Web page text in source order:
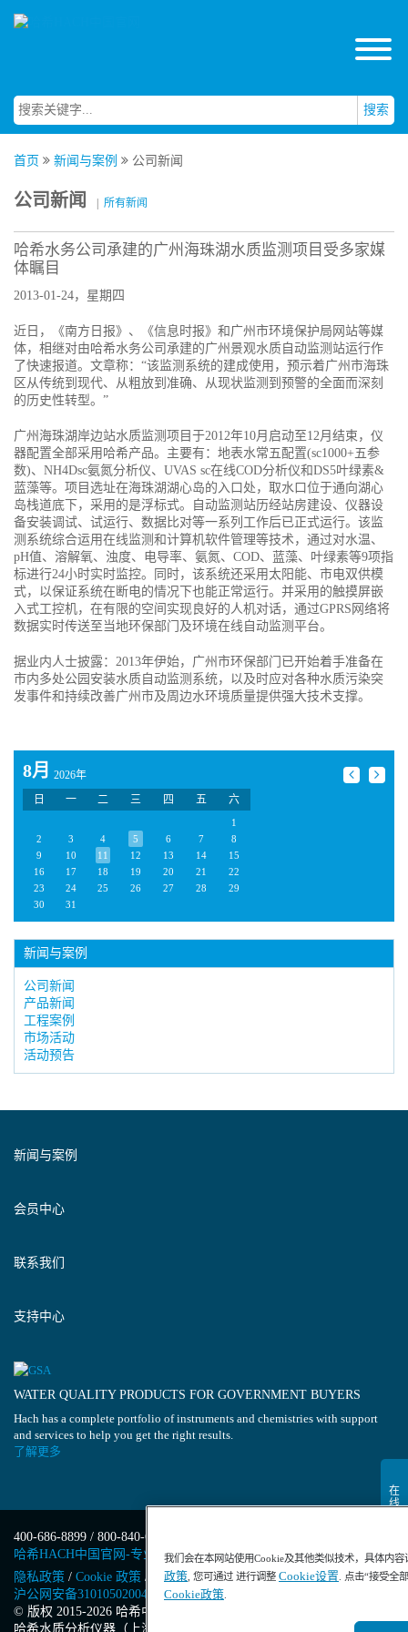
搜索
首页 新闻与案例 公司新闻
公司新闻 所有新闻
哈希水务公司承建的广州海珠湖水质监测项目受多家媒
体瞩目
2013-01-24，星期四
近日，《南方日报》、《信息时报》和广州市环境保护局网站等媒
体，相继对由哈希水务公司承建的广州景观水质自动监测站运行作
了快速报道。文章称：“该监测系统的建成使用，预示着广州市海珠
区从传统到现代、从粗放到准确、从现状监测到预警的全面而深刻
的历史性转型。”
广州海珠湖岸边站水质监测项目于2012年10月启动至12月结束，仪
器配置全部采用哈希产品。主要有：地表水常五配置(sc1000+五参
数)、NH4Dsc氨氮分析仪、UVAS sc在线COD分析仪和DS5叶绿素&
蓝藻等。项目选址在海珠湖湖心岛的入口处，取水口位于通向湖心
岛栈道底下，采用的是浮标式。自动监测站历经站房建设、仪器设
备安装调试、试运行、数据比对等一系列工作后已正式运行。该监
测系统综合运用在线监测和计算机软件管理等技术，通过对水温、
pH值、溶解氧、浊度、电导率、氨氮、COD、蓝藻、叶绿素等9项指
标进行24小时实时监控。同时，该系统还采用太阳能、市电双供模
式，以保证系统在断电的情况下也能正常运行。并采用的触摸屏嵌
入式工控机，在有限的空间实现良好的人机对话，通过GPRS网络将
数据实时传送至当地环保部门及环境在线自动监测平台。
据业内人士披露：2013年伊始，广州市环保部门已开始着手准备在
市内多处公园安装水质自动监测系统，以及时应对各种水质污染突
发事件和持续改善广州市及周边水环境质量提供强大技术支撑。
8月
2026年
日
一 二 三 四 五 六
1
2
3 4 5 6 7
8
9
10 11 12 13 14
15
16
17 18 19 20 21
22
23
24 25 26 27 28
29
30
31
新闻与案例
公司新闻
产品新闻
工程案例
市场活动
活动预告
新闻与案例
会员中心
联系我们
支持中心
WATER QUALITY PRODUCTS FOR GOVERNMENT BUYERS
Hach has a complete portfolio of instruments and chemistries with support
and services to help you get the right results.
了解更多
400-686-8899 / 800-840-6026
哈希HACH中国官网-专业水质分析仪器
隐私政策 / Cookie 政策 / Cookie 设置/沪ICP备13034148号-4/
沪公网安备31010502004971号/沪(浦)应急管危经许[2023]201871
© 版权 2015-2026 哈希中国版权所有
哈希水质分析仪器（上海）有限公司
我们会在本网站使用Cookie及其他类似技术，具体内
政策, 您可通过 进行调整 Cookie设置. 点击“接受全
Cookie政策.